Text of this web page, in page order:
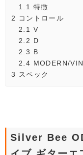
1.1 特徴
2
コントロール
2.1 V
2.2 D
2.3 B
2.4 MODERN/
3
スペック
Silver Bee